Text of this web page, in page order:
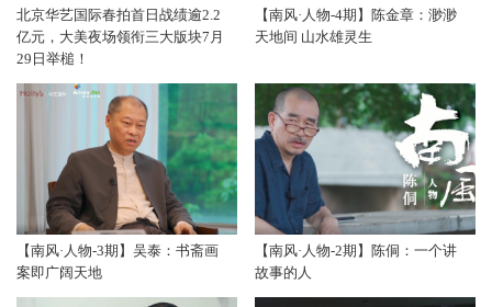
北京华艺国际春拍首日战绩逾2.2
亿元，大美夜场领衔三大版块7月
29日举槌！
【南风·人物-4期】陈金章：渺渺
天地间 山水雄灵生
【南风·人物-3期】吴泰：书斋画
案即广阔天地
【南风·人物-2期】陈侗：一个讲
故事的人